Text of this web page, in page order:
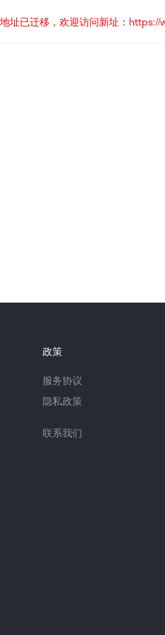
址已迁移，欢迎访问新址：
政策
服务协议
隐私政策
联系我们